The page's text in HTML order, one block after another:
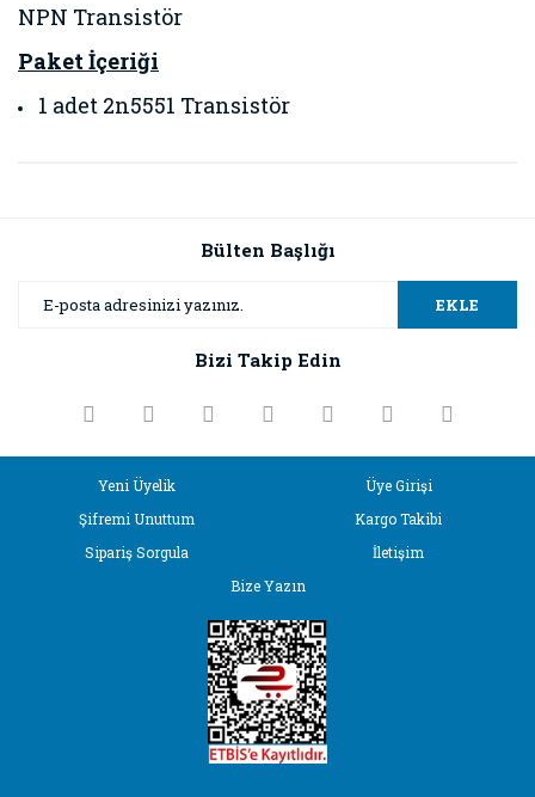
NPN Transistör
Paket İçeriği
1 adet 2n5551 Transistör
Görüş ve önerileriniz için teşekkür ederiz.
Ürün resmi kalitesiz, bozuk veya görüntülenemiyor.
Ürün bilgilerinde hatalar bulunuyor.
Gönder
Bülten Başlığı
EKLE
Bizi Takip Edin
Yeni Üyelik
Üye Girişi
Şifremi Unuttum
Kargo Takibi
Sipariş Sorgula
İletişim
Bize Yazın